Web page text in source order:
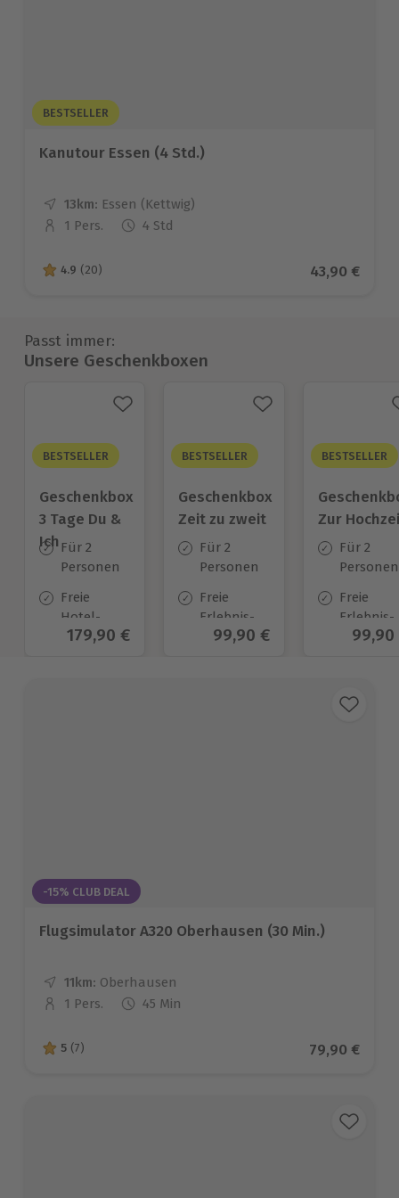
BESTSELLER
Kanutour Essen (4 Std.)
13km: Entfernung
Standort
Essen (Kettwig)
Anzahl der Teilnehmer
1 Pers. 4 Std
4.9 von 5 Sternen basierend auf 20 Bewertungen
4.9 (20) Aktueller
43,90 €
Passt immer:
Unsere Geschenkboxen
BESTSELLER
Geschenkbox
3 Tage Du &
Ich Für 2
Personen
Freie
Hotel-
Auswahl
Aktueller Preis
179,90 €
BESTSELLER
Geschenkbox
Zeit zu zweit
Für 2
Personen
Freie
Erlebnis-
Auswahl
Aktueller Preis
99,90 €
BESTSELLER
Zur
Für 2
Personen
Freie
Erlebnis-
Auswahl
99,90
-15% CLUB DEAL
Flugsimulator A320 Oberhausen (30 Min.)
11km: Entfernung
Standort
Oberhausen
Anzahl der Teilnehmer
1 Pers. 45 Min
5 von 5 Sternen basierend auf 7 Bewertungen
5 (7) Aktueller
79,90 €